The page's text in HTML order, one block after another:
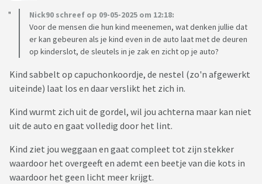
Nick90 schreef op 09-05-2025 om 12:18:
Voor de mensen die hun kind meenemen, wat denken jullie dat
er kan gebeuren als je kind even in de auto laat met de deuren
op kinderslot, de sleutels in je zak en zicht op je auto?
Kind sabbelt op capuchonkoordje, de nestel (zo'n afgewerkt
uiteinde) laat los en daar verslikt het zich in.
Kind wurmt zich uit de gordel, wil jou achterna maar kan niet
uit de auto en gaat volledig door het lint.
Kind ziet jou weggaan en gaat compleet tot zijn stekker
waardoor het overgeeft en ademt een beetje van die kots in
waardoor het geen licht meer krijgt.